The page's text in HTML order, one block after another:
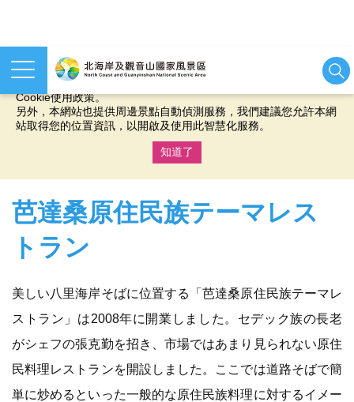
本網站使用cookies等相關技術以持續優化網站服務，並有助於為
您提供更佳的體驗，當您繼續使用本網站即表示您同意我們的
Cookie使用政策。
另外，本網站也提供周邊景點自動偵測服務，我們建議您允許本網
站取得您的位置資訊，以開啟及使用此智慧化服務。
知道了
芭達桑原住民族テーマレス
トラン
美しい八里海岸そばに位置する「芭達桑原住民族テーマレ
ストラン」は2008年に開業しました。セデック族の長老
がシェフの張克勤を招き、市場ではあまり見られない原住
民料理レストランを開設しました。ここでは道路そばで簡
単に炒めるといった一般的な原住民族料理に対するイメー